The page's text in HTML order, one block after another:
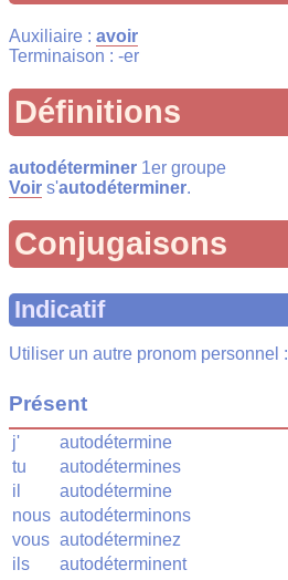
Auxiliaire : avoir
Terminaison : -er
Définitions
autodéterminer 1er groupe
Voir s'autodéterminer.
Conjugaisons
Indicatif
Utiliser un autre pronom personnel :
Présent
j'
autodétermine
tu
autodétermines
il
autodétermine
nous autodéterminons
vous autodéterminez
ils
autodéterminent